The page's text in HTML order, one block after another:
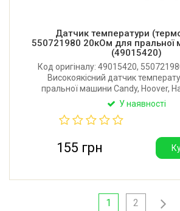
Датчик температури
550721980 20кОм для пральної
(49015420)
Код оригіналу: 49015420,
Високоякісний датчик
пральної машини Candy, Hoover,
Bauknecht, Toshiba, Zerowatt. Опір
У наявності
155 грн
1 2